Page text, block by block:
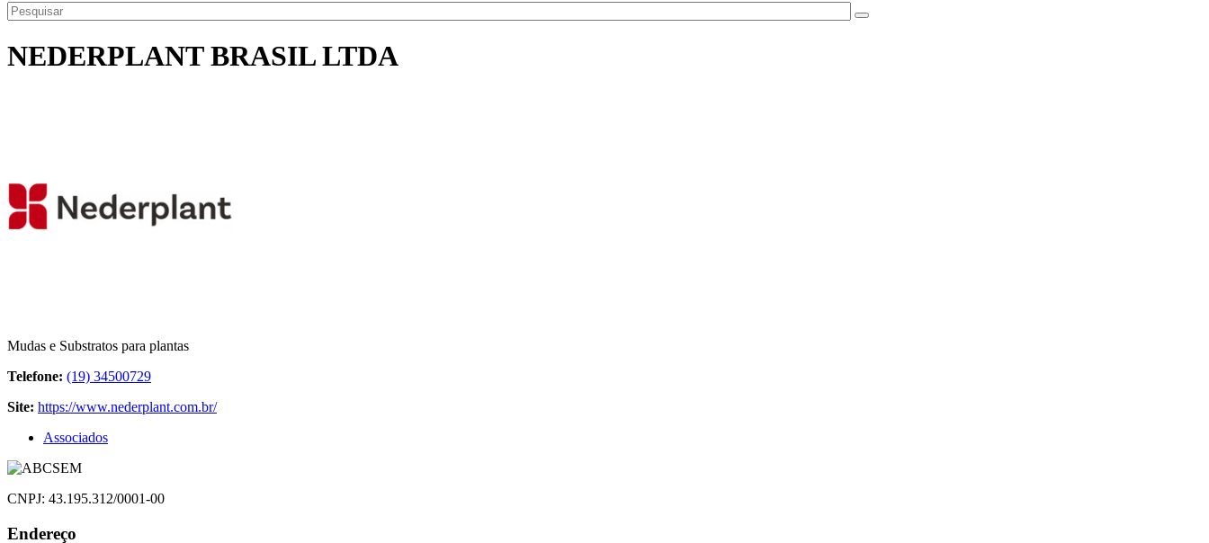
NEDERPLANT BRASIL LTDA
Mudas e Substratos para plantas
Telefone: (19) 34500729
Site: https://www.nederplant.com.br/
Associados
CNPJ: 43.195.312/0001-00
Endereço